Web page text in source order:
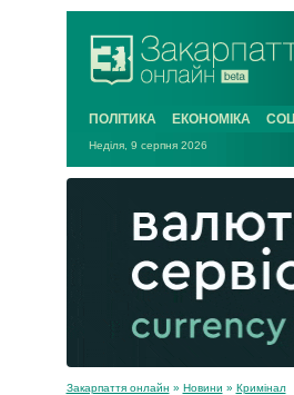
ПОЛІТИКА ЕКОНОМІКА
Неділя, 9 серпня 2026
Закарпаття онлайн » Новини » Кримінал